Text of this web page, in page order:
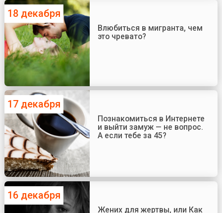
18 декабря
Влюбиться в мигранта, чем
это чревато?
17 декабря
Познакомиться в Интернете
и выйти замуж — не вопрос.
А если тебе за 45?
16 декабря
Жених для жертвы, или Как